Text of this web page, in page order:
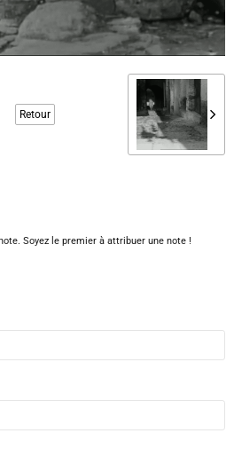
Retour
Soyez le premier à attribuer une note !